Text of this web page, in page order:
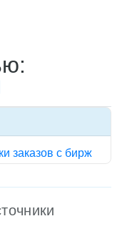
заказов с бирж